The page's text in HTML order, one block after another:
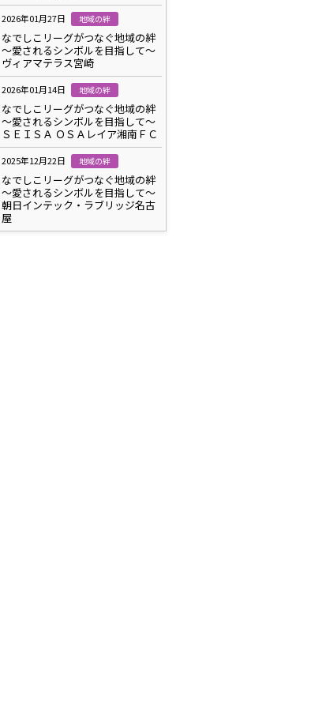
2026年01月27日 地域の絆
なでしこリーグがつなぐ地域の絆
～愛されるシンボルを目指して～
ヴィアマテラス宮崎
2026年01月14日 地域の絆
なでしこリーグがつなぐ地域の絆
～愛されるシンボルを目指して～
ＳＥＩＳＡ ＯＳＡレイア湘南ＦＣ
2025年12月22日 地域の絆
なでしこリーグがつなぐ地域の絆
～愛されるシンボルを目指して～
朝日インテック・ラブリッジ名古
屋